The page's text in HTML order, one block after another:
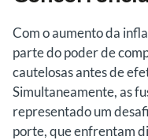
Com o aumento da
parte do poder de
cautelosas antes de
Simultaneamente, as
representado um
porte, que enfrentam